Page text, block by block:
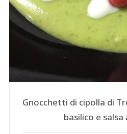
Gnocchetti di cipolla di
basilico e salsa